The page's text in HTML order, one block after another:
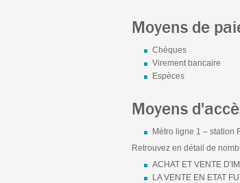
Moyens de
Chèques
Virement bancaire
Espèces
Moyens
Métro ligne 1 – station
Retrouvez en détail de
ACHAT ET VENTE
LA VENTE EN ETAT